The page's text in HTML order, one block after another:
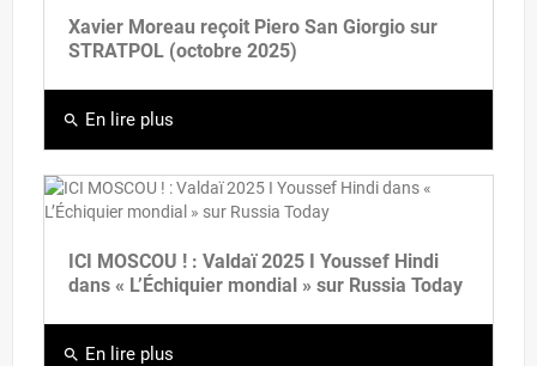
Xavier Moreau reçoit Piero San Giorgio sur
STRATPOL (octobre 2025)
search En lire plus
ICI MOSCOU ! : Valdaï 2025 I Youssef Hindi
dans « L’Échiquier mondial » sur Russia Today
search En lire plus